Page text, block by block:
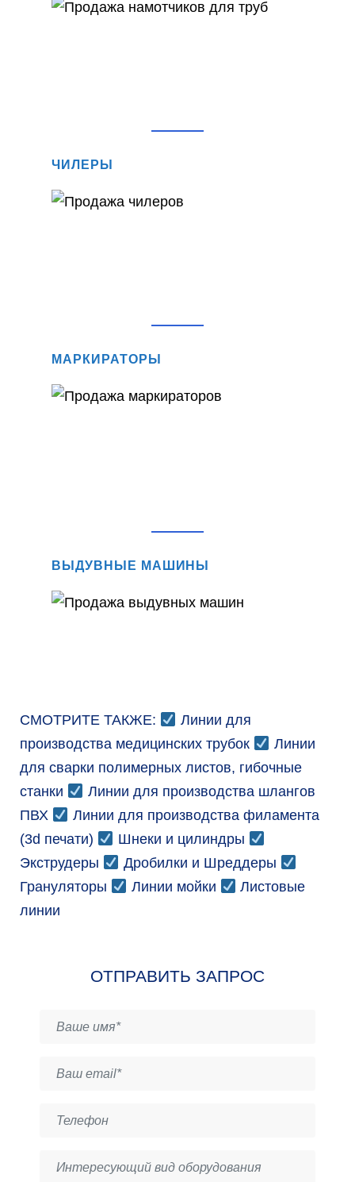
ЧИЛЕРЫ
МАРКИРАТОРЫ
ВЫДУВНЫЕ МАШИНЫ
СМОТРИТЕ ТАКЖЕ:
Линии для
производства медицинских трубок
Линии
для сварки полимерных листов, гибочные
станки
Линии для производства шлангов
ПВХ
Линии для производства филамента
(3d печати)
Шнеки и цилиндры
Экструдеры
Дробилки и Шреддеры
Грануляторы
Линии мойки
Листовые
линии
ОТПРАВИТЬ ЗАПРОС